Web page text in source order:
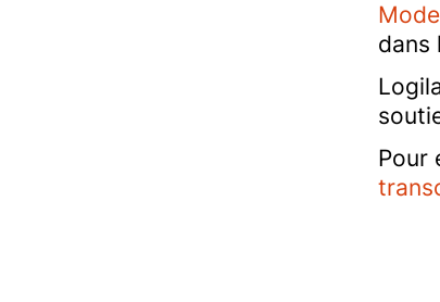
dans
Pour